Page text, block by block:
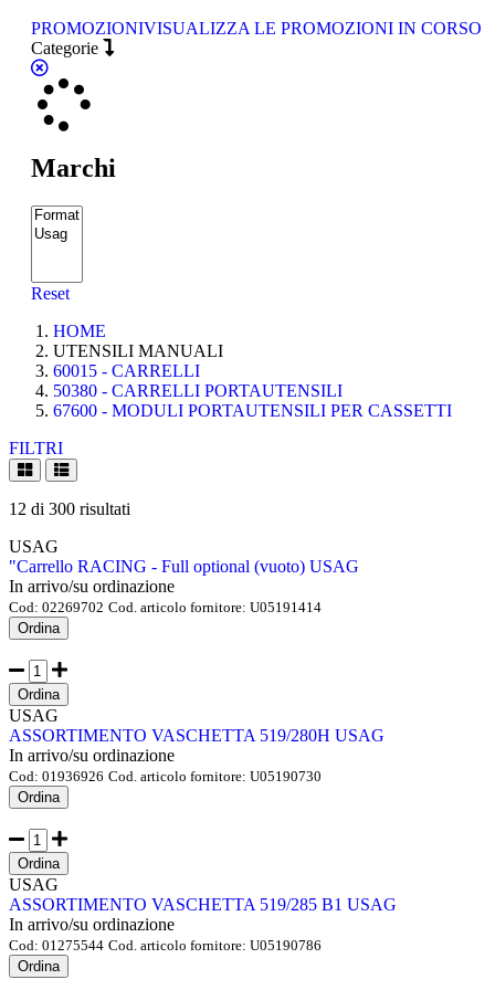
PROMOZIONIVISUALIZZA LE PROMOZIONI IN CORSO
Categorie
Marchi
Reset
HOME
UTENSILI MANUALI
60015 - CARRELLI
50380 - CARRELLI PORTAUTENSILI
67600 - MODULI PORTAUTENSILI PER CASSETTI
FILTRI
12 di 300 risultati
USAG
"Carrello RACING - Full optional (vuoto) USAG
In arrivo/su ordinazione
Cod: 02269702 Cod. articolo fornitore: U05191414
Ordina
Ordina
USAG
ASSORTIMENTO VASCHETTA 519/280H USAG
In arrivo/su ordinazione
Cod: 01936926 Cod. articolo fornitore: U05190730
Ordina
Ordina
USAG
ASSORTIMENTO VASCHETTA 519/285 B1 USAG
In arrivo/su ordinazione
Cod: 01275544 Cod. articolo fornitore: U05190786
Ordina